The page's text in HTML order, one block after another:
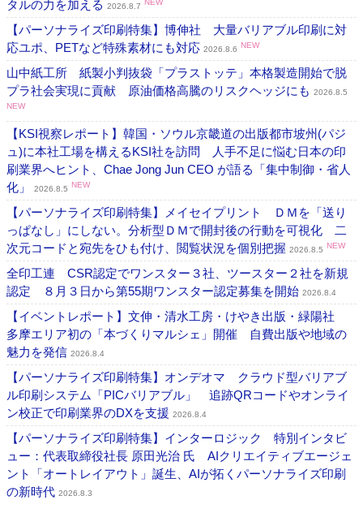
タルの力を加える 2026.8.7 NEW
【パーソナライズ印刷特集】博伸社 大量バリアブル印刷に対
応ユポ、PETなど特殊素材にも対応 2026.8.6 NEW
山中紙工所 紙製小判抜袋「プラストッテ」本格製造開始で脱
プラ社会実現に貢献 原油価格高騰のリスクヘッジにも 2026.8.5
NEW
【KSI視察レポート】韓国・ソウル京畿道の出版都市坡州(パジ
ュ)に本社工場を構えるKSI社を訪問 人手不足に悩む日本の印
刷業界へヒント、Chae Jong Jun CEO が語る「集中制御・省人
化」
2026.8.5 NEW
【パーソナライズ印刷特集】メイセイプリント ＤＭを「送り
っぱなし」にしない。分析型ＤＭで開封後の行動を可視化 二
次元コードと宛先をひも付け、閲覧状況を個別把握 2026.8.5 NEW
全印工連 CSR認定でワンスター３社、ツースター２社を新規
認定 ８月３日から第55期ワンスター認定募集を開始 2026.8.4
【イベントレポート】文伸・清水工房・けやき出版・緑陽社
多摩エリア初の「本づくりマルシェ」開催 自費出版や地域の
魅力を発信 2026.8.4
【パーソナライズ印刷特集】オンデオマ クラウド型バリアブ
ル印刷システム「PICバリアブル」 追跡QRコードやオンライ
ン校正で印刷業界のDXを支援 2026.8.4
【パーソナライズ印刷特集】インターロジック 特別インタビ
ュー：代表取締役社長 原田光治 氏 AIクリエイティブエージェ
ント「オートレイアウト」誕生、AIが拓くパーソナライズ印刷
の新時代 2026.8.3